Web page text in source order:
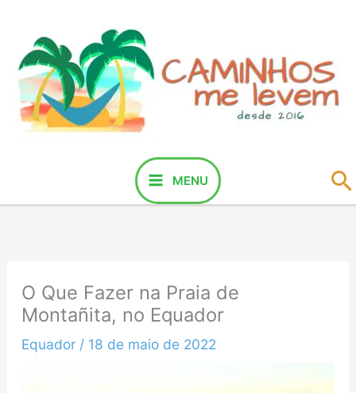
conteúdo
MENU
O Que Fazer na Praia de
Montañita, no Equador
Equador/ 18 de maio de 2022